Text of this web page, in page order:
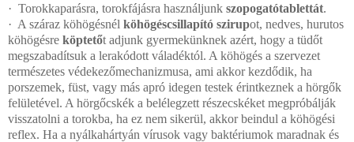
· Torokkaparásra, torokfájásra használjunk szopogatótablettát.
· A száraz köhögésnél köhögéscsillapító szirupot, nedves, hurutos
köhögésre köptetőt adjunk gyermekünknek azért, hogy a tüdőt
megszabadítsuk a lerakódott váladéktól. A köhögés a szervezet
természetes védekezőmechanizmusa, ami akkor kezdődik, ha
porszemek, füst, vagy más apró idegen testek érintkeznek a hörgők
felületével. A hörgőcskék a belélegzett részecskéket megpróbálják
visszatolni a torokba, ha ez nem sikerül, akkor beindul a köhögési
reflex. Ha a nyálkahártyán vírusok vagy baktériumok maradnak és